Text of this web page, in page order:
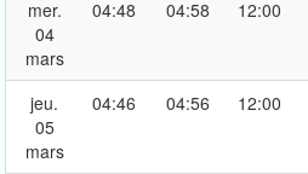
mer.
04
mars
04:48 04:58 12:00
jeu.
05
mars
04:46 04:56 12:00